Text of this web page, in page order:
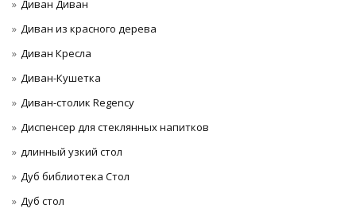
Диван Диван
Диван из красного дерева
Диван Кресла
Диван-Кушетка
Диван-столик Regency
Диспенсер для стеклянных напитков
длинный узкий стол
Дуб библиотека Стол
Дуб стол